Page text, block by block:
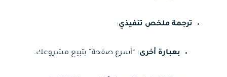
ترجمة ملخص تنفيذي:
بعبارة أخرى: “أسرع صفحة” بتبيع مشروعك.